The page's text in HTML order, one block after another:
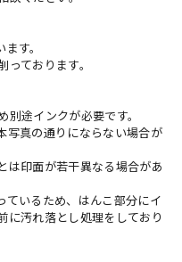
す。
ております。
別途インクが必要です。
写真の通りにならない場合が
は印面が若干異なる場合があ
ているため、はんこ部分にイ
に汚れ落とし処理をしており